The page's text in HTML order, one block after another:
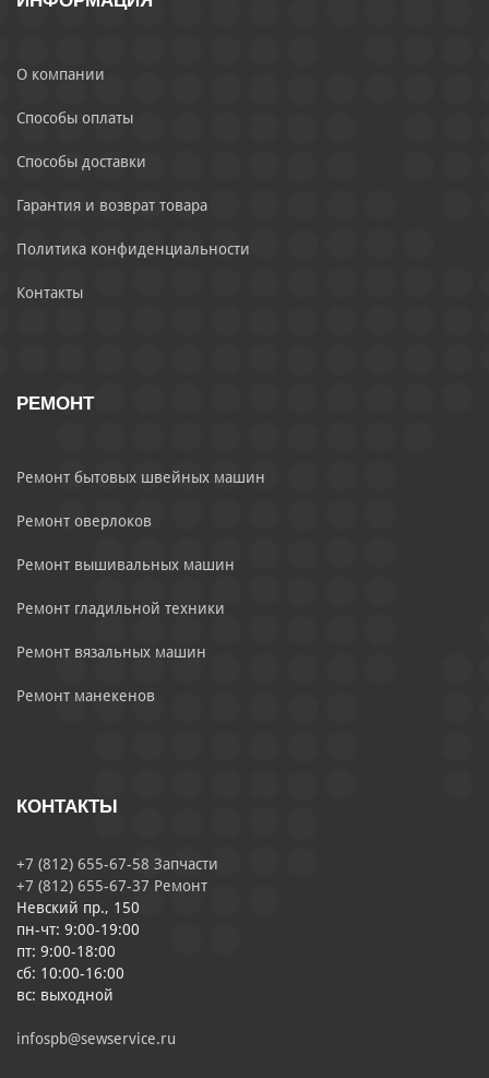
О компании
Способы оплаты
Способы доставки
Гарантия и возврат товара
Политика конфиденциальности
Контакты
РЕМОНТ
Ремонт бытовых швейных машин
Ремонт оверлоков
Ремонт вышивальных машин
Ремонт гладильной техники
Ремонт вязальных машин
Ремонт манекенов
КОНТАКТЫ
+7 (812) 655-67-58 Запчасти
+7 (812) 655-67-37 Ремонт
Невский пр., 150
пн-чт: 9:00-19:00
пт: 9:00-18:00
сб: 10:00-16:00
вс: выходной
infospb@sewservice.ru